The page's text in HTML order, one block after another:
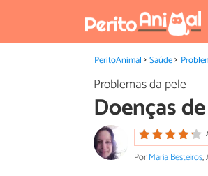
PeritoAnimal Saúde
Problemas da pele
Doenças
PorMaria Besteiros,